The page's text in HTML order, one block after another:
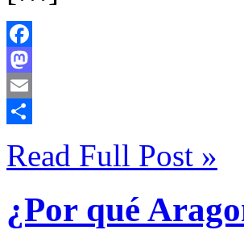
Facebook
Mastodon
Email
Read Full Post »
¿Por qué